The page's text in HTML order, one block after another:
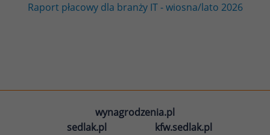
Raport płacowy dla branży IT - wiosna/lato 2026
wynagrodzenia.pl
sedlak.pl
kfw.sedlak.pl